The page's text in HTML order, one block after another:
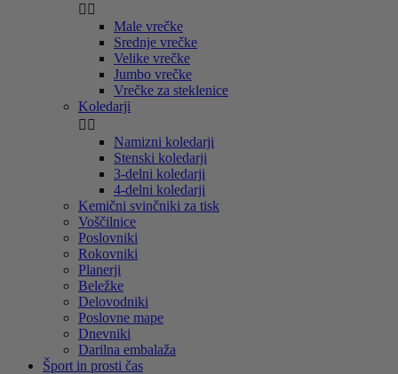
 
Male vrečke
Srednje vrečke
Velike vrečke
Jumbo vrečke
Vrečke za steklenice
Koledarji
 
Namizni koledarji
Stenski koledarji
3-delni koledarji
4-delni koledarji
Kemični svinčniki za tisk
Voščilnice
Poslovniki
Rokovniki
Planerji
Beležke
Delovodniki
Poslovne mape
Dnevniki
Darilna embalaža
Šport in prosti čas